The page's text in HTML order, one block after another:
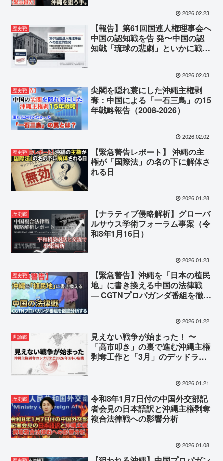
2026.02.23
歴史戦
【報告】第61回国連人権理事会へ
中国の認知戦を告 発〜中国の認
知戦「琉球の悲劇」といかに戦う
2026.02.03
歴史戦
尖閣を隠れ蓑にした沖縄主権剥
奪：中国による「一石三鳥」の15
年戦略報告（2008-2026）
2026.02.02
歴史戦
【緊急警告レポート】 沖縄の主
権が「国際法」の名の下に解体さ
れる日
2026.01.28
歴史戦
【ナラティブ侵略解析】グローバ
ルサウス学術フォーラム事案（令
和8年1月16日）
2026.01.23
歴史戦
【緊急警告】沖縄を「日本の植民
地」に書き換える中国の法律戦
― CGTNプロパガンダ番組を徹底
2026.01.22
世論戦
見えない戦争が始まった！ 〜
「高市叩き」の裏で進む沖縄主権
剥奪工作と「3月」のデッドライ
2026.01.21
歴史戦
令和8年1月7日付の中国外交部記
者会見の日本語訳と沖縄主権剥奪
複合法律戦への影響分析
2026.01.08